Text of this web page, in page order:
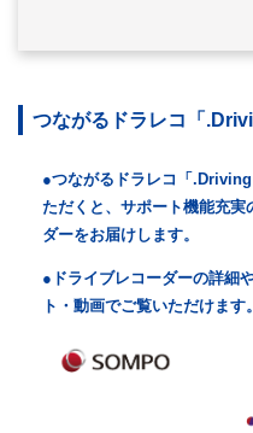
つながるドラレコ「
●つながるドラレコ「
ただくと、サポート機能充
ダーをお届けします。
● ドライブレコーダーの詳細
ト・動画でご覧いただけます。